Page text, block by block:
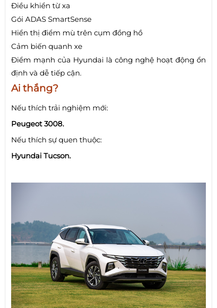
Điều khiển từ xa
Gói ADAS SmartSense
Hiển thị điểm mù trên cụm đồng hồ
Cảm biến quanh xe
Điểm mạnh của Hyundai là công nghệ hoạt động ổn
định và dễ tiếp cận.
Ai thắng?
Nếu thích trải nghiệm mới:
Peugeot 3008.
Nếu thích sự quen thuộc:
Hyundai Tucson.